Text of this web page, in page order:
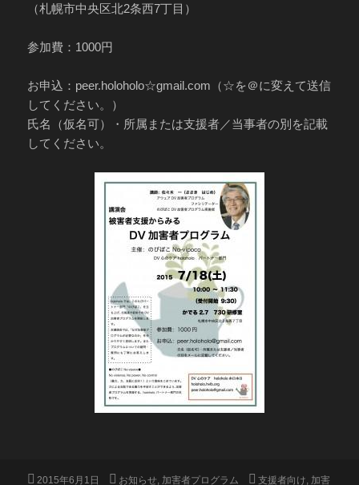
（札幌市中央区北2条西7丁目）
参加費：1000円
お申込：peer.holoholo☆gmail.com（☆を＠に変えて送信
してください。）
氏名（仮名可）・所属または支援者／当事者の別を記載
してください。
投
2015年6月1日
カ
お知らせ, 加害者プログラム
タ
支援者向け, 加害